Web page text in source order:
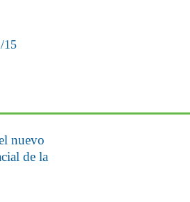
15
nuevo
de la